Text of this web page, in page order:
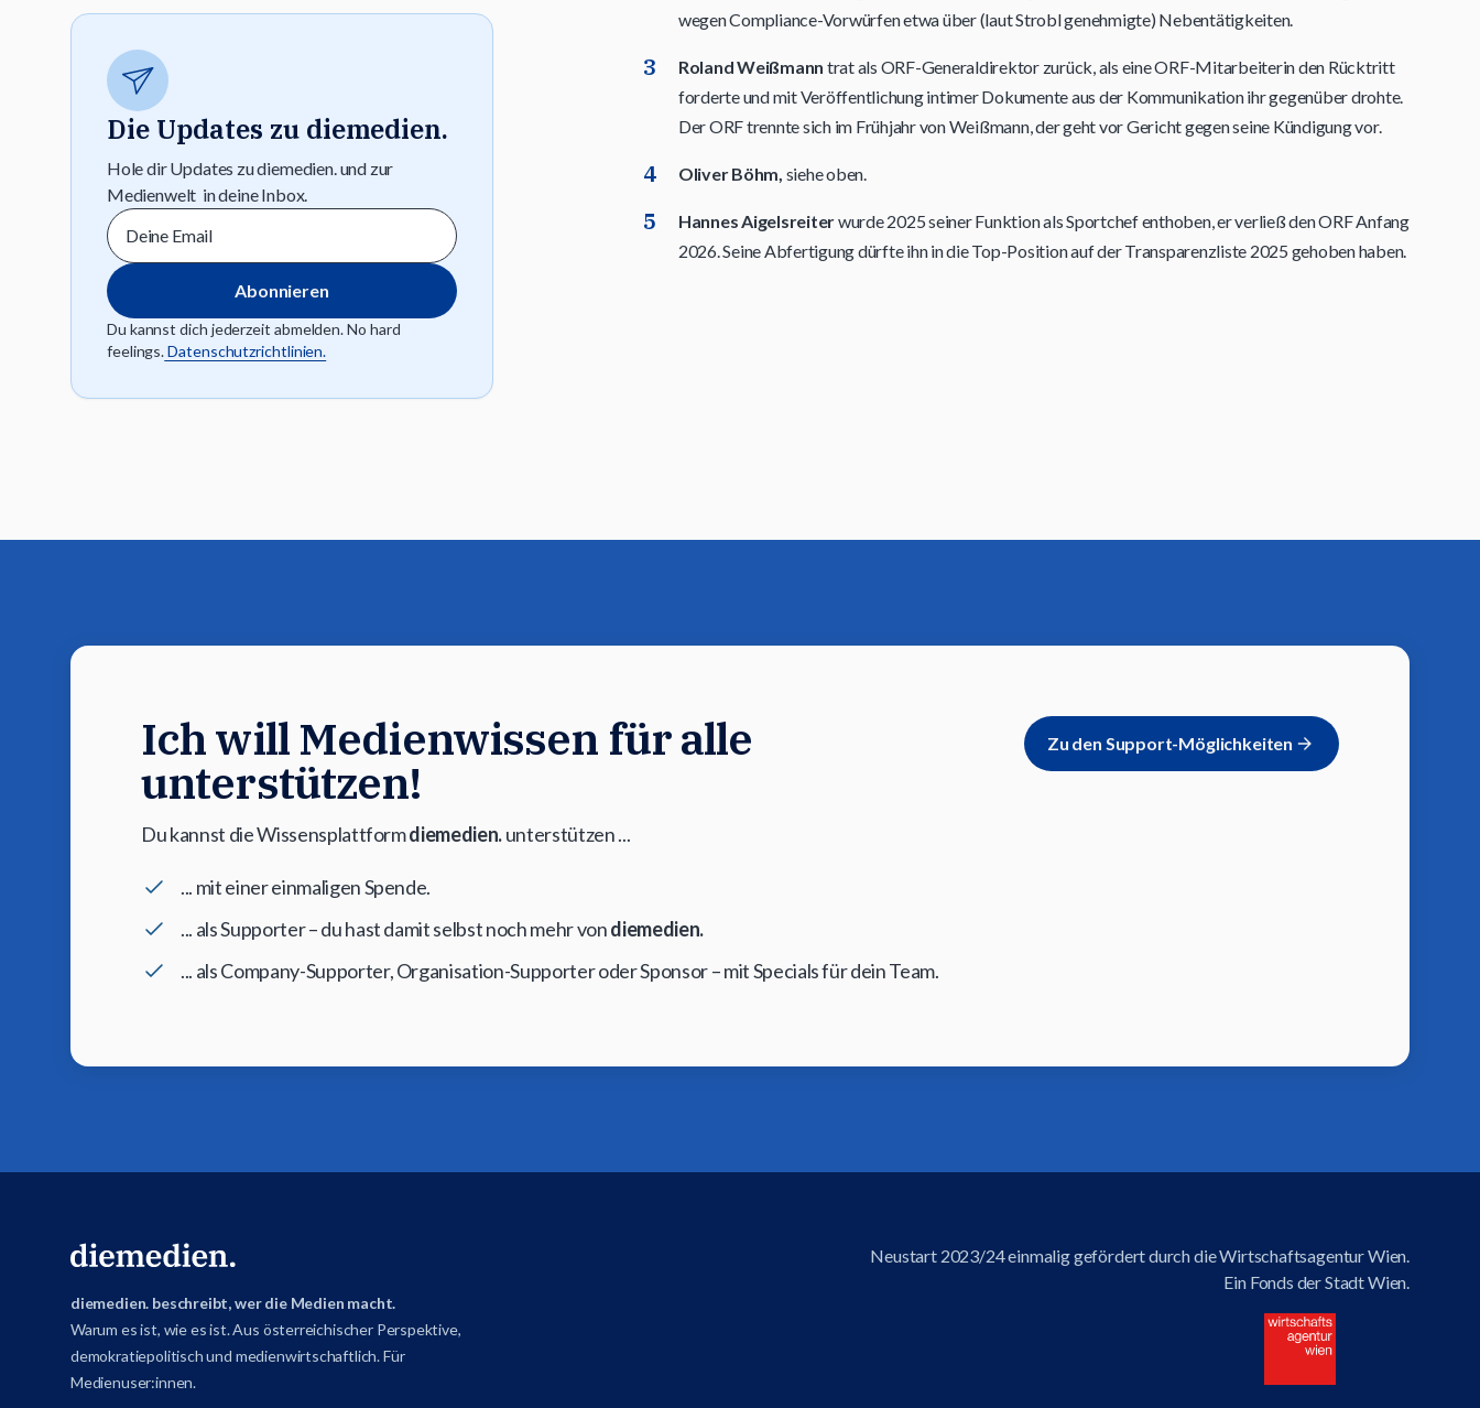
Die Updates zu diemedien.
Hole dir Updates zu diemedien. und zur
Medienwelt in deine Inbox.
Du kannst dich jederzeit abmelden. No hard
feelings.Datenschutzrichtlinien.
wegen Compliance-Vorwürfen etwa über (laut Strobl genehmigte) Nebentätigkeiten.
Roland Weißmann trat als ORF-Generaldirektor zurück, als eine ORF-Mitarbeiterin den Rücktritt
forderte und mit Veröffentlichung intimer Dokumente aus der Kommunikation ihr gegenüber drohte.
Der ORF trennte sich im Frühjahr von Weißmann, der geht vor Gericht gegen seine Kündigung vor.
Oliver Böhm, siehe oben.
Hannes Aigelsreiterwurde 2025 seiner Funktion als Sportchef enthoben, er verließ den ORF Anfang
2026. Seine Abfertigung dürfte ihn in die Top-Position auf der Transparenzliste 2025 gehoben haben.
Ich will Medienwissen für alle
unterstützen!
Du kannst die Wissensplattformdiemedien.unterstützen ...
... mit einer einmaligen Spende.
... als Supporter – du hast damit selbst noch mehr vondiemedien.
... als Company-Supporter, Organisation-Supporter oder Sponsor – mit Specials für dein Team.
Zu den Support-Möglichkeiten
diemedien. beschreibt, wer die Medien macht.
Warum es ist, wie es ist. Aus österreichischer Perspektive,
demokratiepolitisch und medienwirtschaftlich. Für
Medienuser:innen.
Neustart 2023/24 einmalig gefördert durch die Wirtschaftsagentur Wien.
Ein Fonds der Stadt Wien.